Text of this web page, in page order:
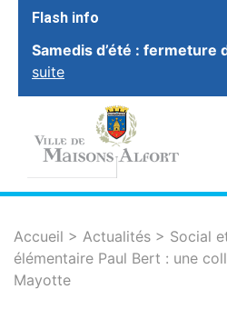
Flash info
Samedis d’été : fermeture
suite
VOTRE MAIRIE
FAMILLEET ÉDUCATION
VOTRE CADREDE VIE
SOCIAL ET SOLIDARITÉ
VIE ÉCONOMIQUE ET EMPLOI
Accueil > Actualités > Social
élémentaire Paul Bert : une
Mayotte